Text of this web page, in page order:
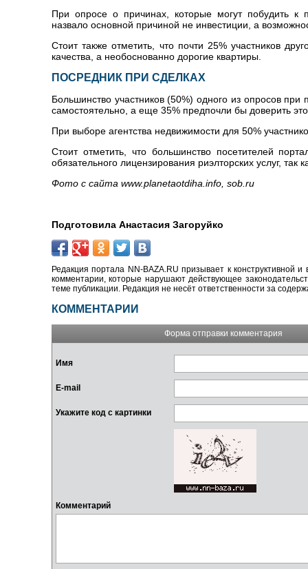
При опросе о причинах, которые могут побудить к
назвало основной причиной не инвестиции, а
Стоит также отметить, что почти 25% участников
качества, а необоснованно дорогие квартиры.
ПОСРЕДНИК ПРИ СДЕЛКАХ
Большинство участников (50%) одного из опросов
самостоятельно, а еще 35% предпочли бы доверить
При выборе агентства недвижимости для 50%
Стоит отметить, что большинство посетителей
обязательного лицензирования риэлторских услуг,
Фото с сайта www.planetaotdiha.info, sob.ru
Подготовила Анастасия Загоруйко
Редакция портала NN-BAZA.RU призывает к конструктивной
комментарии, которые нарушают действующее
теме публикации. Редакция не несёт ответственности за
КОММЕНТАРИИ
Форма отправки комментария
Имя
E-mail
Укажите код с картинки
Комментарий